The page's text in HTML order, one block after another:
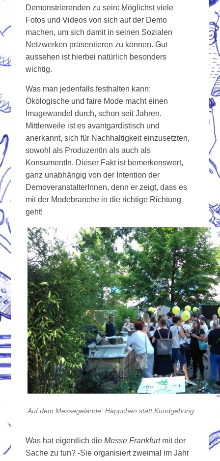
Demonstrierenden zu sein: Möglichst viele
Fotos und Videos von sich auf der Demo
machen, um sich damit in seinen Sozialen
Netzwerken präsentieren zu können. Gut
aussehen ist hierbei natürlich besonders
wichtig.
Was man jedenfalls festhalten kann:
Ökologische und faire Mode macht einen
Imagewandel durch, schon seit Jahren.
Mittlerweile ist es avantgardistisch und
anerkannt, sich für Nachhaltigkeit einzusetzten,
sowohl als ProduzentIn als auch als
KonsumentIn. Dieser Fakt ist bemerkenswert,
ganz unabhängig von der Intention der
DemoveranstalterInnen, denn er zeigt, dass es
mit der Modebranche in die richtige Richtung
geht!
Auf dem Messegelände: Häppchen statt Kundgebung
Was hat eigentlich dieMesse Frankfurtmit der
Sache zu tun? -Sie organisiert zweimal im Jahr